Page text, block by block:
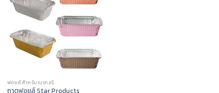
ฟอยล์สำหรับเบเกอรี่
ถาดฟอยล์ Star Products